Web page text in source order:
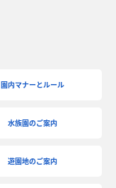
園内マナーとルール
水族園のご案内
遊園地のご案内